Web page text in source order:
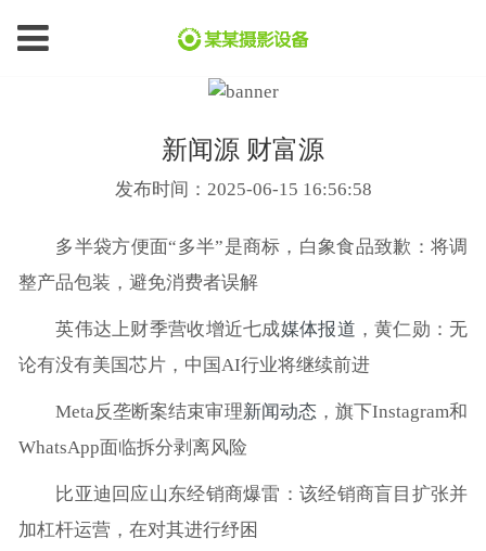
新闻源 财富源
发布时间：2025-06-15 16:56:58
多半袋方便面“多半”是商标，白象食品致歉：将调
整产品包装，避免消费者误解
英伟达上财季营收增近七成媒体报道 ，黄仁勋：无
论有没有美国芯片，中国AI行业将继续前进
Meta反垄断案结束审理新闻动态，旗下Instagram和
WhatsApp面临拆分剥离风险
比亚迪回应山东经销商爆雷：该经销商盲目扩张并
加杠杆运营，在对其进行纾困